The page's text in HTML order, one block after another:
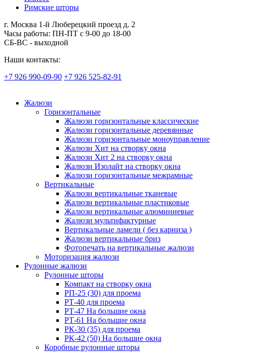
Римские шторы
г. Москва 1-й Люберецкий проезд д. 2
Часы работы: ПН-ПТ с 9-00 до 18-00
СБ-ВС - выходной
Наши контакты:
+7 926 990-09-90 +7 926 525-82-91
Жалюзи
Горизонтальные
Жалюзи горизонтальные классические
Жалюзи горизонтальные деревянные
Жалюзи горизонтальные моноуправление
Жалюзи Хит на створку окна
Жалюзи Хит 2 на створку окна
Жалюзи Изолайт на створку окна
Жалюзи горизонтальные межрамные
Вертикальные
Жалюзи вертикальные тканевые
Жалюзи вертикальные пластиковые
Жалюзи вертикальные алюминиевые
Жалюзи мультифактурные
Вертикальные ламели ( без карниза )
Жалюзи вертикальные бриз
Фотопечать на вертикальные жалюзи
Моторизация жалюзи
Рулонные жалюзи
Рулонные шторы
Компакт на створку окна
РП-25 (30) для проема
РТ-40 для проема
РТ-47 На большие окна
РТ-61 На большие окна
РК-30 (35) для проема
РК-42 (50) На большие окна
Коробные рулонные шторы